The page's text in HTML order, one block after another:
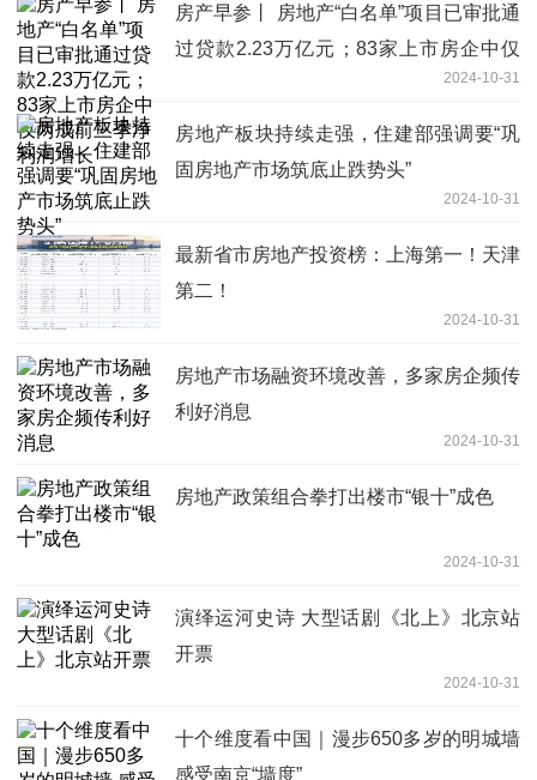
房产早参丨 房地产“白名单”项目已审批通
过贷款2.23万亿元；83家上市房企中仅
2024-10-31
房地产板块持续走强，住建部强调要“巩
固房地产市场筑底止跌势头”
2024-10-31
最新省市房地产投资榜：上海第一！天津
第二！
2024-10-31
房地产市场融资环境改善，多家房企频传
利好消息
2024-10-31
房地产政策组合拳打出楼市“银十”成色
2024-10-31
演绎运河史诗 大型话剧《北上》北京站
开票
2024-10-31
十个维度看中国｜漫步650多岁的明城墙
感受南京“墙度”